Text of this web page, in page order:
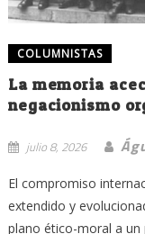
COLUMNISTAS
La memoria
negacionismo
julio 8, 2026
El compromiso
extendido y
plano ético-moral a